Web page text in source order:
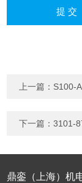
上一篇： S100-
下一篇：3101-
鼎銮（上海）机